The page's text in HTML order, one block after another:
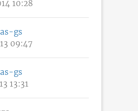
10:28
gs
09:47
gs
13:31